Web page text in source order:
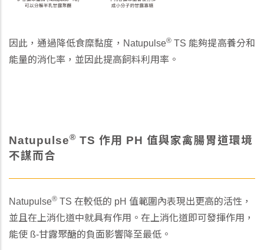
因此，通過降低食糜黏度，Natupulse®TS 能夠提高養分和
能量的消化率，並因此提高飼料利用率。
Natupulse® TS 作用 PH 值與家禽腸胃道環境
不謀而合
Natupulse® TS 在較低的 pH 值範圍內表現出更高的活性，
並且在上消化道中就具有作用。在上消化道即可發揮作用，
能使 ß-甘露聚醣的負面影響降至最低。